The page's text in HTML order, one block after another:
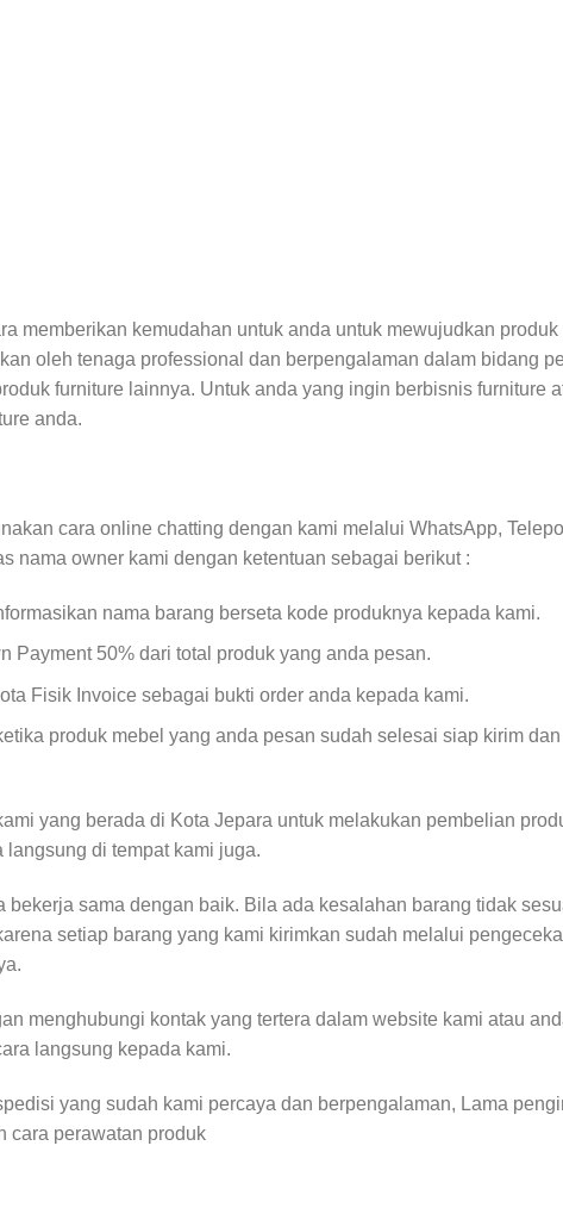
memberikan kemudahan untuk anda untuk mewujudkan
oleh tenaga professional dan berpengalaman dalam bidang
furniture lainnya. Untuk anda yang ingin berbisnis furniture
anda.
cara online chatting dengan kami melalui WhatsApp,
nama owner kami dengan ketentuan sebagai berikut :
nama barang berseta kode produknya kepada kami.
Payment 50% dari total produk yang anda pesan.
Fisik Invoice sebagai bukti order anda kepada kami.
produk mebel yang anda pesan sudah selesai siap kirim
yang berada di Kota Jepara untuk melakukan pembelian
langsung di tempat kami juga.
bekerja sama dengan baik. Bila ada kesalahan barang tidak
setiap barang yang kami kirimkan sudah melalui
menghubungi kontak yang tertera dalam website kami atau
langsung kepada kami.
yang sudah kami percaya dan berpengalaman, Lama
cara perawatan produk